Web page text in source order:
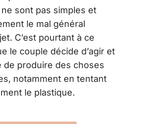
sont pas simples et
le mal général
C’est pourtant à ce
le couple décide d’agir et
de produire des choses
notamment en tentant
le plastique.